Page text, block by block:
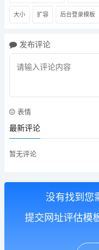
大小 扩容 后台登录模板
发布评论
表情
最新评论
暂无评论
没有找到您
提交网址评估模